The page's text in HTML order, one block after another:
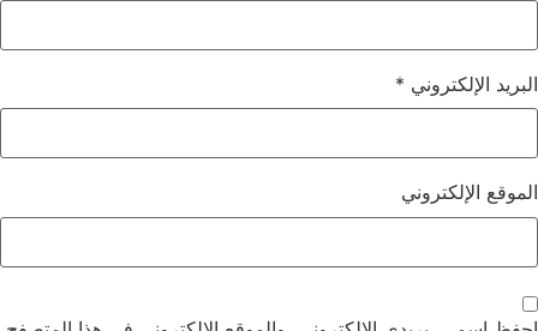
البريد الإلكتروني *
الموقع الإلكتروني